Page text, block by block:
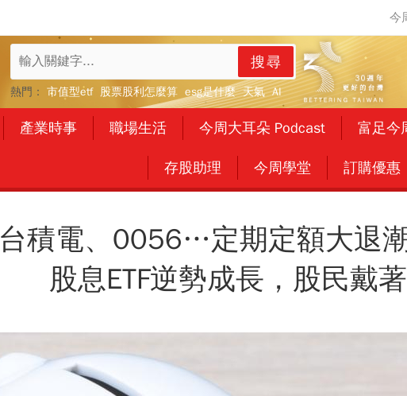
搜尋
熱門： 市值型etf 股票股利怎麼算 esg是什麼 天氣 AI
產業時事 職場生活 今周大耳朵 Podcast 富足今
存股助理 今周學堂 訂購優惠
台積電、0056…定期定額大退
股息ETF逆勢成長，股民戴